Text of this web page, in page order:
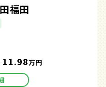
福田
11.98万円